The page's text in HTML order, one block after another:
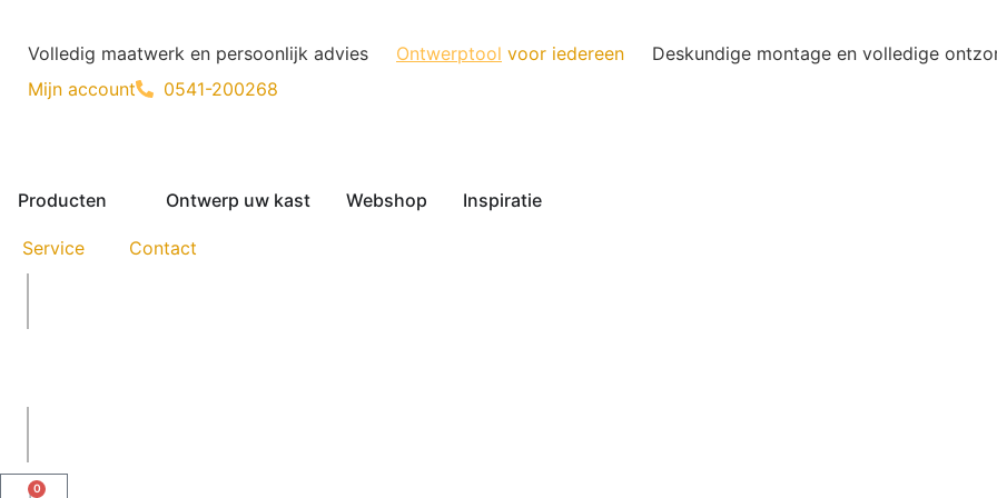
Volledig maatwerk en persoonlijk advies Ontwerptool voor iedereen
Deskundige montage en volledige
Mijn account
0541-200268
Producten Ontwerp uw kast Webshop Inspiratie
Service Contact
0